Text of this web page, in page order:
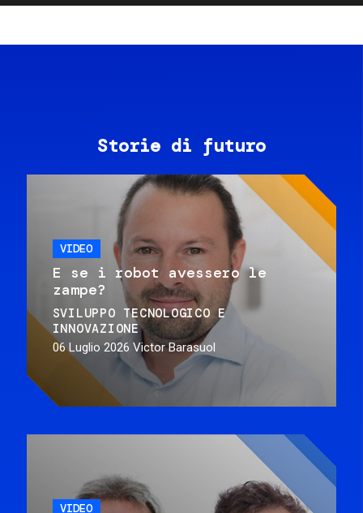
Storie di futuro
VIDEO
E se i robot avessero le
zampe?
SVILUPPO TECNOLOGICO E
INNOVAZIONE
06 Luglio 2026 Victor Barasuol
VIDEO